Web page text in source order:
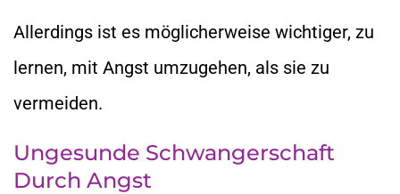
Allerdings ist es möglicherweise wichtiger, zu
lernen, mit Angst umzugehen, als sie zu
vermeiden.
Ungesunde Schwangerschaft
Durch Angst